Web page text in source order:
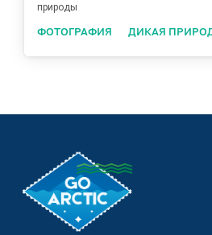
природы
ФОТОГРАФИЯ ДИКАЯ